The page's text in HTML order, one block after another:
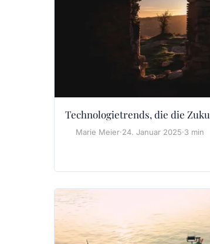
Technologietrends, die die
Marie Meier·24. Januar 2025·3 min